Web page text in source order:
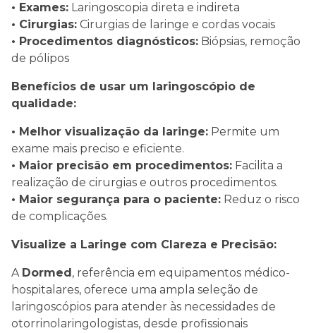
• Exames: Laringoscopia direta e indireta
• Cirurgias: Cirurgias de laringe e cordas vocais
• Procedimentos diagnósticos: Biópsias, remoção
de pólipos
Benefícios de usar um laringoscópio de
qualidade:
• Melhor visualização da laringe: Permite um
exame mais preciso e eficiente.
• Maior precisão em procedimentos: Facilita a
realização de cirurgias e outros procedimentos.
• Maior segurança para o paciente: Reduz o risco
de complicações.
Visualize a Laringe com Clareza e Precisão:
A Dormed, referência em equipamentos médico-
hospitalares, oferece uma ampla seleção de
laringoscópios para atender às necessidades de
otorrinolaringologistas, desde profissionais